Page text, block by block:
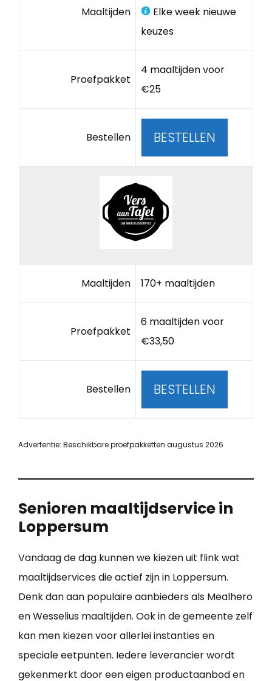
Maaltijden
Elke week nieuwe
keuzes
Proefpakket
4 maaltijden voor
€25
Bestellen BESTELLEN
Maaltijden 170+ maaltijden
Proefpakket
6 maaltijden voor
€33,50
Bestellen BESTELLEN
Advertentie: Beschikbare proefpakketten augustus 2026
Senioren maaltijdservice in
Loppersum
Vandaag de dag kunnen we kiezen uit flink wat
maaltijdservices die actief zijn in Loppersum.
Denk dan aan populaire aanbieders als Mealhero
en Wesselius maaltijden. Ook in de gemeente zelf
kan men kiezen voor allerlei instanties en
speciale eetpunten. Iedere leverancier wordt
gekenmerkt door een eigen productaanbod en